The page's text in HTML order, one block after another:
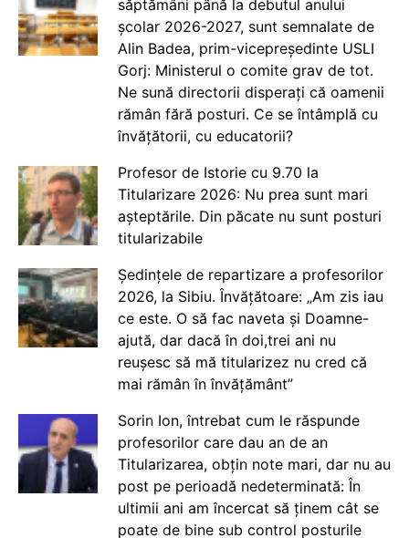
săptămâni până la debutul anului
școlar 2026-2027, sunt semnalate de
Alin Badea, prim-vicepreședinte USLI
Gorj: Ministerul o comite grav de tot.
Ne sună directorii disperați că oamenii
rămân fără posturi. Ce se întâmplă cu
învățătorii, cu educatorii?
Profesor de Istorie cu 9.70 la
Titularizare 2026: Nu prea sunt mari
așteptările. Din păcate nu sunt posturi
titularizabile
Ședințele de repartizare a profesorilor
2026, la Sibiu. Învățătoare: „Am zis iau
ce este. O să fac naveta și Doamne-
ajută, dar dacă în doi,trei ani nu
reușesc să mă titularizez nu cred că
mai rămân în învățământ”
Sorin Ion, întrebat cum le răspunde
profesorilor care dau an de an
Titularizarea, obțin note mari, dar nu au
post pe perioadă nedeterminată: În
ultimii ani am încercat să ținem cât se
poate de bine sub control posturile